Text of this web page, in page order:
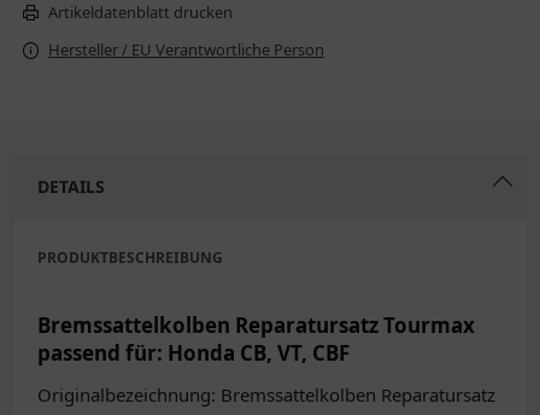
Artikeldatenblatt drucken
Hersteller / EU Verantwortliche Person
DETAILS
PRODUKTBESCHREIBUNG
Bremssattelkolben Reparatursatz Tourmax
passend für: Honda CB, VT, CBF
Originalbezeichnung: Bremssattelkolben Reparatursatz